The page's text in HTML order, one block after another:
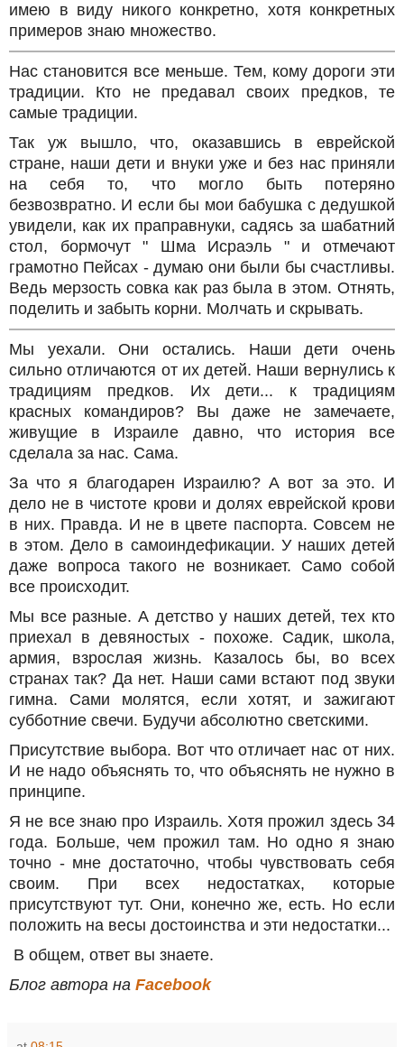
имею в виду никого конкретно, хотя конкретных
примеров знаю множество.
Нас становится все меньше. Тем, кому дороги эти
традиции. Кто не предавал своих предков, те
самые традиции.
Так уж вышло, что, оказавшись в еврейской
стране, наши дети и внуки уже и без нас приняли
на себя то, что могло быть потеряно
безвозвратно. И если бы мои бабушка с дедушкой
увидели, как их праправнуки, садясь за шабатний
стол, бормочут " Шма Исраэль " и отмечают
грамотно Пейсах - думаю они были бы счастливы.
Ведь мерзость совка как раз была в этом. Отнять,
поделить и забыть корни. Молчать и скрывать.
Мы уехали. Они остались. Наши дети очень
сильно отличаются от их детей. Наши вернулись к
традициям предков. Их дети... к традициям
красных командиров? Вы даже не замечаете,
живущие в Израиле давно, что история все
сделала за нас. Сама.
За что я благодарен Израилю? А вот за это. И
дело не в чистоте крови и долях еврейской крови
в них. Правда. И не в цвете паспорта. Совсем не
в этом. Дело в самоиндефикации. У наших детей
даже вопроса такого не возникает. Само собой
все происходит.
Мы все разные. А детство у наших детей, тех кто
приехал в девяностых - похоже. Садик, школа,
армия, взрослая жизнь. Казалось бы, во всех
странах так? Да нет. Наши сами встают под звуки
гимна. Сами молятся, если хотят, и зажигают
субботние свечи. Будучи абсолютно светскими.
Присутствие выбора. Вот что отличает нас от них.
И не надо объяснять то, что объяснять не нужно в
принципе.
Я не все знаю про Израиль. Хотя прожил здесь 34
года. Больше, чем прожил там. Но одно я знаю
точно - мне достаточно, чтобы чувствовать себя
своим. При всех недостатках, которые
присутствуют тут. Они, конечно же, есть. Но если
положить на весы достоинства и эти недостатки...
В общем, ответ вы знаете.
Блог автора на Facebook